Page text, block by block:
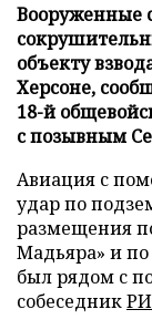
Вооруженные
объекту
Херсоне,
18-й
с позывным
Авиация с
удар по
размещения
Мадьяра» и
был рядом с
собеседник